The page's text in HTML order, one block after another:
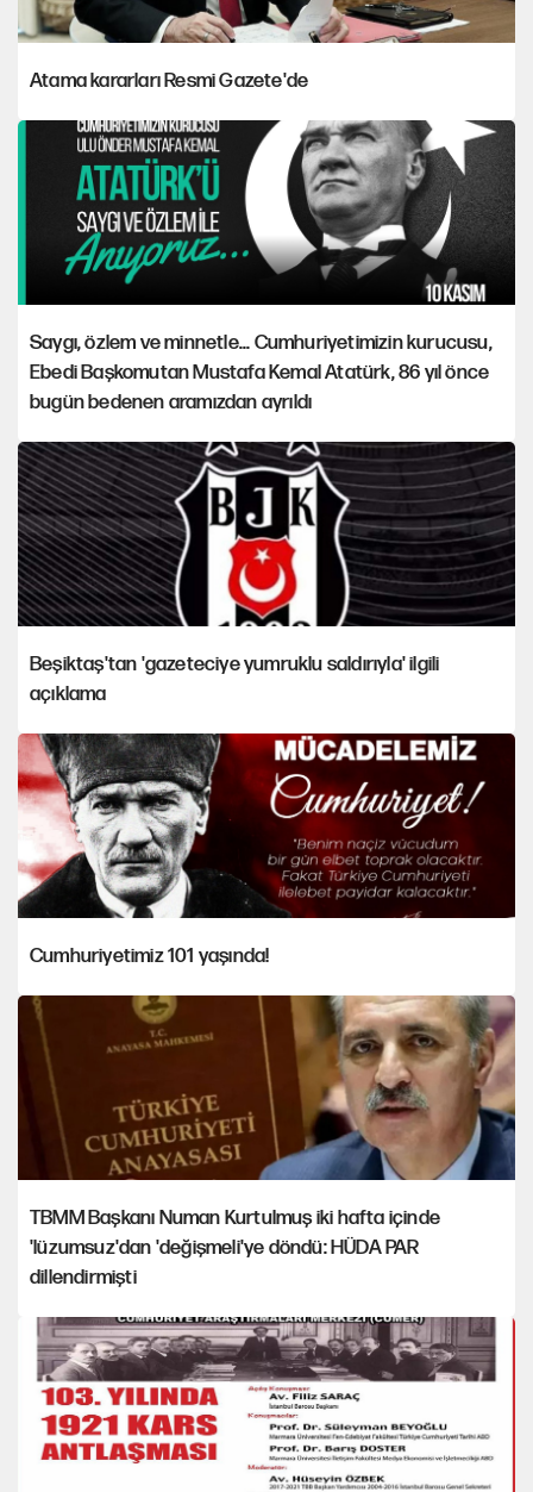
Atama kararları Resmi Gazete'de
Saygı, özlem ve minnetle... Cumhuriyetimizin kurucusu,
Ebedi Başkomutan Mustafa Kemal Atatürk, 86 yıl önce
bugün bedenen aramızdan ayrıldı
Beşiktaş'tan 'gazeteciye yumruklu saldırıyla' ilgili
açıklama
Cumhuriyetimiz 101 yaşında!
TBMM Başkanı Numan Kurtulmuş iki hafta içinde
'lüzumsuz'dan 'değişmeli'ye döndü: HÜDA PAR
dillendirmişti